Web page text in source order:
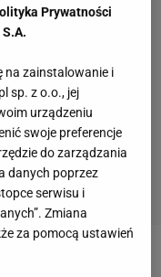
Prywatności
na zainstalowanie i
sp. z o.o., jej
urządzeniu
swoje preferencje
do zarządzania
danych poprzez
serwisu i
Zmiana
za pomocą ustawień